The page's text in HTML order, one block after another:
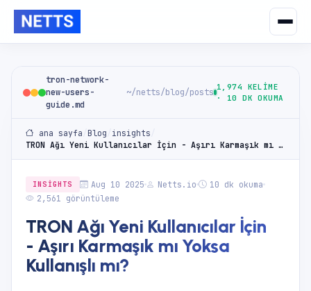
tron-network-
new-users-
guide.md
~/netts/blog/posts 1,974 KELIME
· 10 DK OKUMA
ana sayfa Blog insights
TRON Ağı Yeni Kullanıcılar İçin - Aşırı Karmaşık mı Yoksa Kullanışlı mı?
INSIGHTS Aug 10 2025 Netts.io
10 dk okuma
2,561 görüntüleme
TRON Ağı Yeni Kullanıcılar İçin
- Aşırı Karmaşık mı Yoksa
Kullanışlı mı?